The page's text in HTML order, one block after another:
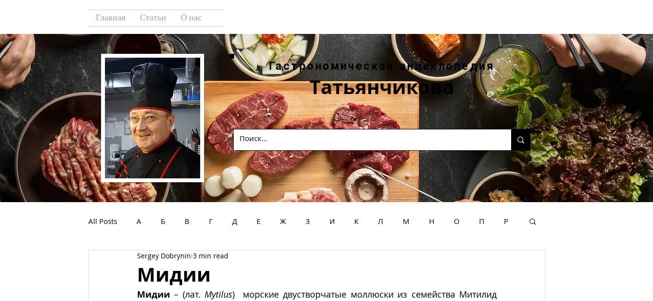
Главная Статьи О нас
Гастрономическая энциклопедия
Татьянчикова
All Posts А Б В Г Д Е Ж З И К Л М Н О П Р
У Ф Х
Мидии
Sergey Dobrynin 3 min read
Мидии – (лат. Mytilus)  морские двустворчатые моллюски из семейства Митилид